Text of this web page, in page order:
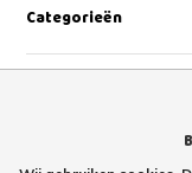
Categorieën